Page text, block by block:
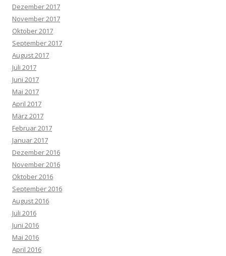
Dezember 2017
November 2017
Oktober 2017
September 2017
August 2017
Juli 2017
Juni 2017
Mai 2017
April 2017
März 2017
Februar 2017
Januar 2017
Dezember 2016
November 2016
Oktober 2016
September 2016
August 2016
Juli 2016
Juni 2016
Mai 2016
April 2016